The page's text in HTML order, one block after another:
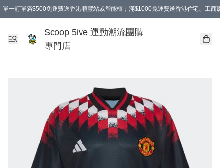
單一訂單滿$500免運費送香港順豐站或智能櫃；滿$1000免運費送香港住宅、工商
Scoop 5ive 運動潮流團購
專門店